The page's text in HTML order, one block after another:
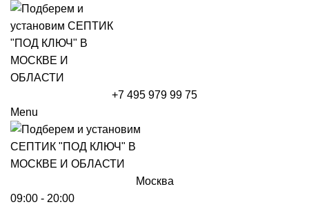
+7 495 979 99 75
Menu
Москва
09:00 - 20:00